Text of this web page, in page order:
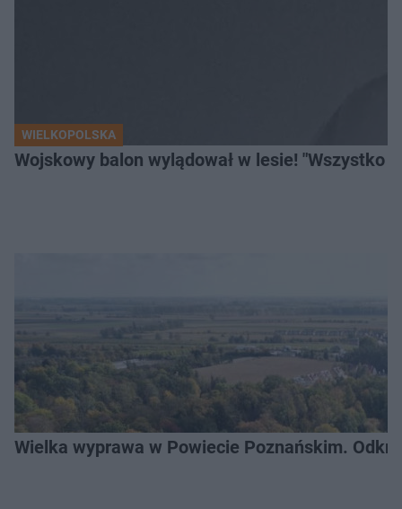
WIELKOPOLSKA
Wojskowy balon wylądował w lesie! "Wszystko
Wielka wyprawa w Powiecie Poznańskim.